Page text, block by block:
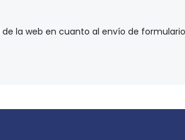
de la web en cuanto al envío de